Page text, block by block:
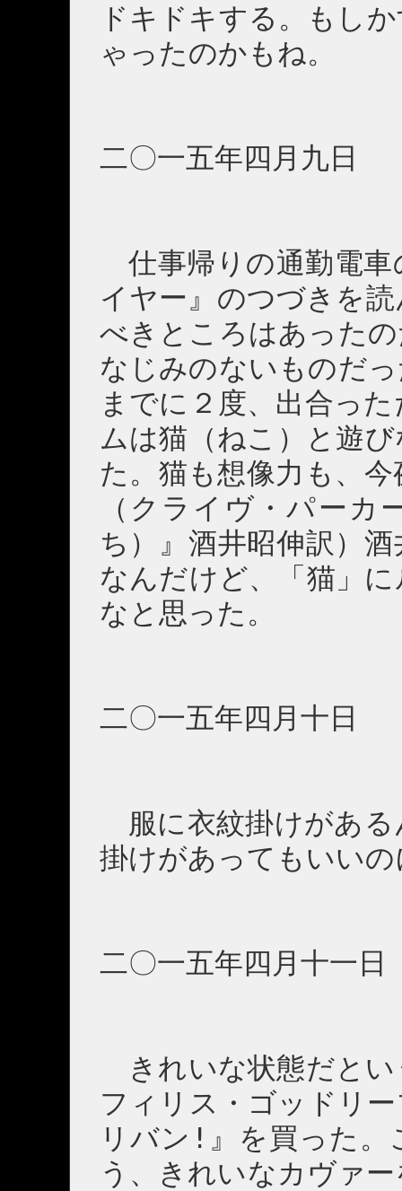
ドキドキする。もし
ゃったのかもね。
二〇一五年四月九日
仕事帰りの通勤電車
イヤー』のつづきを
べきところはあった
なじみのないものだ
までに２度、出合っ
ムは猫（ねこ）と遊
た。猫も想像力も、
（クライヴ・パーカ
ち）』酒井昭伸訳）
なんだけど、「猫」
なと思った。
二〇一五年四月十日
服に衣紋掛けがある
掛けがあってもいい
二〇一五年四月十一
きれいな状態だとい
フィリス・ゴッドリ
リバン!』を買った。
う、きれいなカヴァ